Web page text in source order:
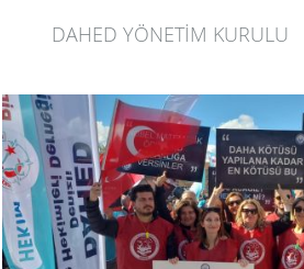
DAHED YÖNETİM KURULU